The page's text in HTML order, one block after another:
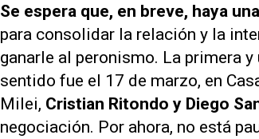
Se espera que, en breve, haya
para consolidar la relación y la
ganarle al peronismo. La primera
sentido fue el 17 de marzo, en
Milei, Cristian Ritondo y Diego
negociación. Por ahora, no está